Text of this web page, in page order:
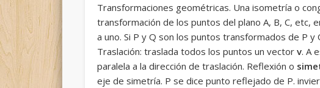
Transformaciones geométricas. Una isometría o
transformación de los puntos del plano A, B, C, etc,
a uno. Si P y Q son los puntos transformados de P
Traslación: traslada todos los puntos un vector v. A
paralela a la dirección de traslación. Reflexión o
eje de simetría. P se dice punto reflejado de P.